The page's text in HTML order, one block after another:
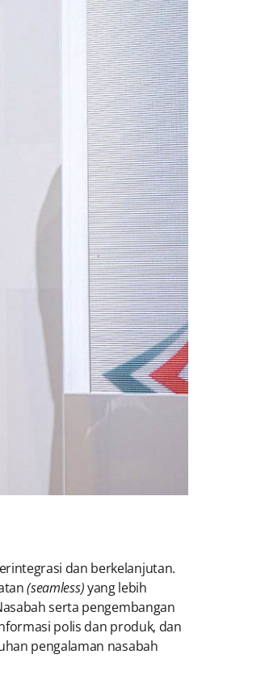
dan berkelanjutan.
(seamless)yang lebih
serta pengembangan
polis dan produk, dan
pengalaman nasabah